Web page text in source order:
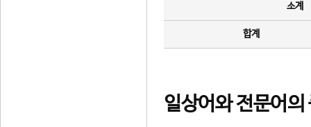
소계
합계
일상어와 전문어의